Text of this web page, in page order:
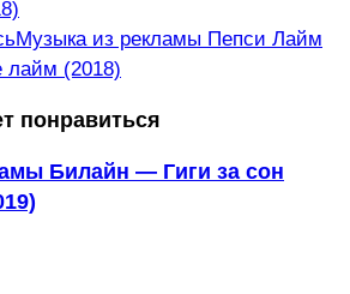
Музыка из рекламы Пепси Лайм
лайм (2018)
понравиться
Билайн — Гиги за сон